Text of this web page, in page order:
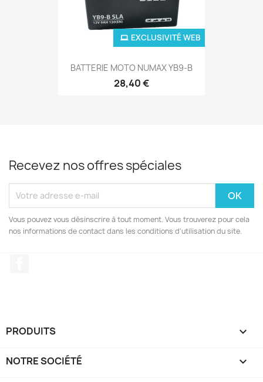
BATTERIE MOTO NUMAX YB9-B
28,40 €
EXCLUSIVITÉ WEB
Recevez nos offres spéciales
Vous pouvez vous désinscrire à tout moment. Vous trouverez pour cela
nos informations de contact dans les conditions d'utilisation du site.
PRODUITS 
NOTRE SOCIÉTÉ 